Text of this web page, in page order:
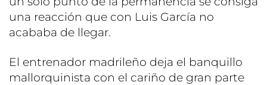
una reacción que con Luis García no
acababa de llegar.
El entrenador madrileño deja el banquillo
mallorquinista con el cariño de gran parte